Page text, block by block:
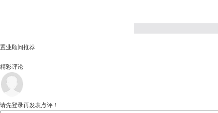
置业顾问推荐
精彩评论
请先登录再发表点评！